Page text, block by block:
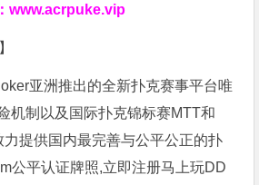
www.acrpuke.vip
亚洲推出的全新扑克赛事平台唯
机制以及国际扑克锦标赛MTT和
提供国内最完善与公平公正的扑
公平认证牌照,立即注册马上玩DD